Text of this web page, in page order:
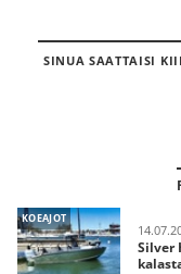
SINUA SAATTAISI
KOEAJOT
Silver